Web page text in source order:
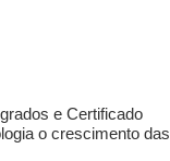
e Certificado
o crescimento das